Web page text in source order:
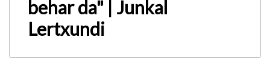
behar da" | Junkal
Lertxundi